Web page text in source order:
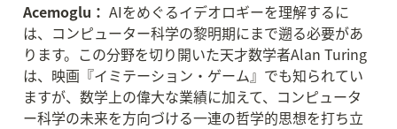
Acemoglu： AIをめぐるイデオロギーを理解するに
は、コンピューター科学の黎明期にまで遡る必要があ
ります。この分野を切り開いた天才数学者Alan Turing
は、映画『イミテーション・ゲーム』でも知られてい
ますが、数学上の偉大な業績に加えて、コンピュータ
ー科学の未来を方向づける一連の哲学的思想を打ち立